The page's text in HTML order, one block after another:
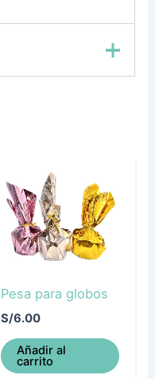
Pesa para globos
S/6.00
Añadir al
carrito